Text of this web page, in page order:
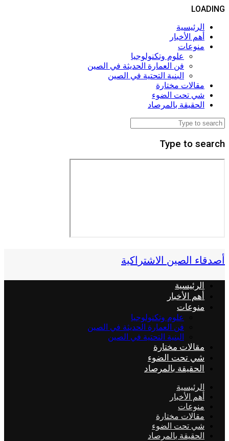
LOADING
الرئيسية
أهم الأخبار
منوعات
علوم وتكنولوجيا
فن العمارة الحديثة في الصين
البنية التحتية في الصين
مقالات مختارة
شي تحت الضوء
الحقيقة بالمرصاد
Type to search
أصدقاء الصين الاشتراكية
الرئيسية
أهم الأخبار
منوعات
علوم وتكنولوجيا
فن العمارة الحديثة في الصين
البنية التحتية في الصين
مقالات مختارة
شي تحت الضوء
الحقيقة بالمرصاد
الرئيسية
أهم الأخبار
منوعات
مقالات مختارة
شي تحت الضوء
الحقيقة بالمرصاد